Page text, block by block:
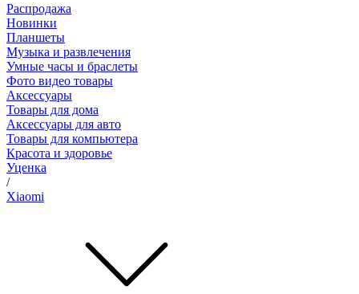
Распродажа
Новинки
Планшеты
Музыка и развлечения
Умные часы и браслеты
Фото видео товары
Аксессуары
Товары для дома
Аксессуары для авто
Товары для компьютера
Красота и здоровье
Уценка
/
Xiaomi